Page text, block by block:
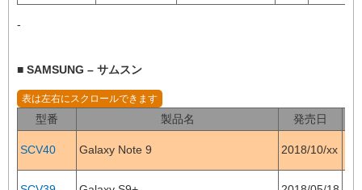
-
■ SAMSUNG – サムスン
型番 製品名 発売日
SCV40 Galaxy Note 9 2018/10/xx